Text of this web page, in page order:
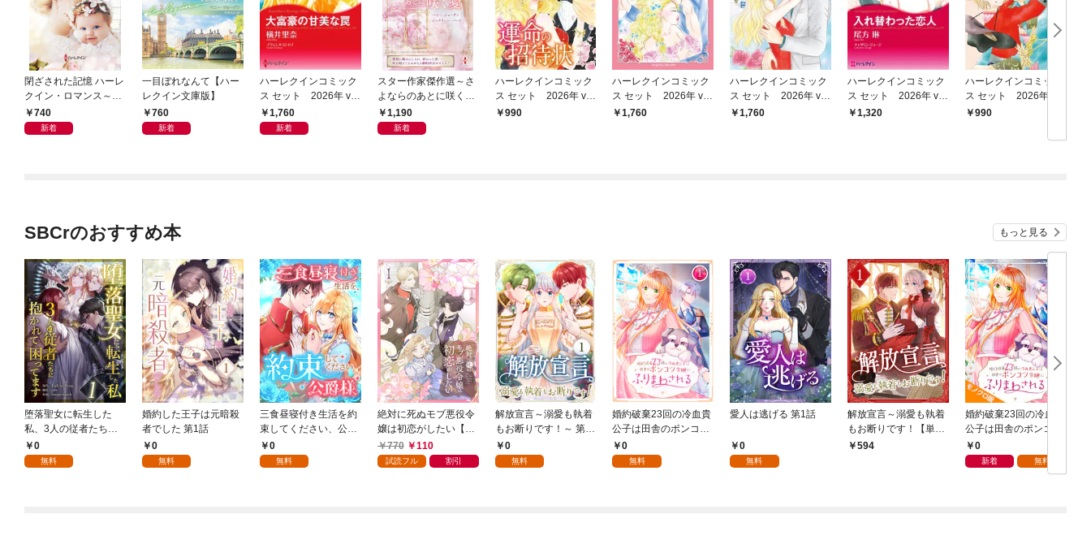
閉ざされた記憶 ハーレ
クイン・ロマンス～伝
説の名作選～【ハーレ
クイン・ロマンス版】
740
新着
一目ぼれなんて【ハー
レクイン文庫版】
760
新着
ハーレクインコミック
ス セット 2026年 vo
l.1066
1,760
新着
スター作家傑作選～さ
よならのあとに咲く愛
～1,190
新着
ハーレクインコミック
ス セット 2026年 vo
l.796
990
ハーレクインコミック
ス セット 2026年 vo
l.920
1,760
ハーレクインコミック
ス セット 2026年 vo
l.900
1,760
ハーレクインコミック
ス セット 2026年 vo
l.841
1,320
ハーレクインコミック
ス セット 2026年 vo
l.788
990
SBCrのおすすめ本 もっと見る
堕落聖女に転生した
私、3人の従者たちに
抱かれて困ってます 第
1話
0
無料
婚約した王子は元暗殺
者でした 第1話
0
無料
三食昼寝付き生活を約
束してください、公爵
様 1話
0
無料
絶対に死ぬモブ悪役令
嬢は初恋がしたい【単
行本版】 1巻
770 110
試読フル 割引
解放宣言～溺愛も執着
もお断りです！～ 第1
話0
無料
婚約破棄23回の冷血貴
公子は田舎のポンコツ
令嬢にふりまわされる
1話
0
無料
愛人は逃げる 第1話
0
無料
解放宣言～溺愛も執着
もお断りです！【単行
本版】 1巻
594
婚約破棄23回の冷血貴
公子は田舎のポンコツ
令嬢にふりまわされる
モノクロ版 第1話
0
新着 無料